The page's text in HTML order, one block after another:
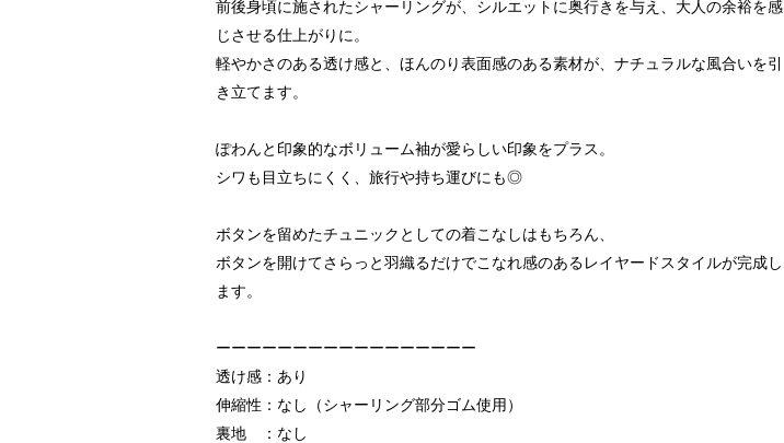
前後身頃に施されたシャーリングが、シルエットに奥行きを与え、大人の余裕を感
じさせる仕上がりに。
軽やかさのある透け感と、ほんのり表面感のある素材が、ナチュラルな風合いを引
き立てます。
ぽわんと印象的なボリューム袖が愛らしい印象をプラス。
シワも目立ちにくく、旅行や持ち運びにも◎
ボタンを留めたチュニックとしての着こなしはもちろん、
ボタンを開けてさらっと羽織るだけでこなれ感のあるレイヤードスタイルが完成し
ます。
ーーーーーーーーーーーーーーーーー
透け感：あり
伸縮性：なし（シャーリング部分ゴム使用）
裏地 ：なし